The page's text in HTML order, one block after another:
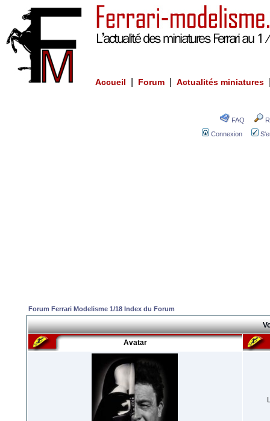
Accueil Forum Actualités miniatures
FAQ
Connexion
Forum Ferrari Modelisme 1/18 Index du Forum
Avatar